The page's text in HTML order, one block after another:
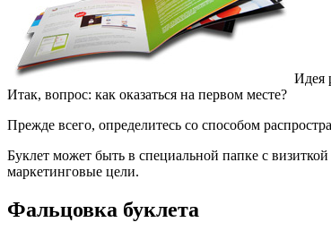
Идея
Итак, вопрос: как оказаться на первом месте?
Прежде всего, определитесь со способом
Буклет может быть в специальной папке с
маркетинговые цели.
Фальцовка буклета